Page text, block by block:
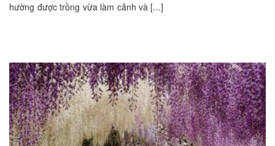
hường được trồng vừa làm cảnh và [...]